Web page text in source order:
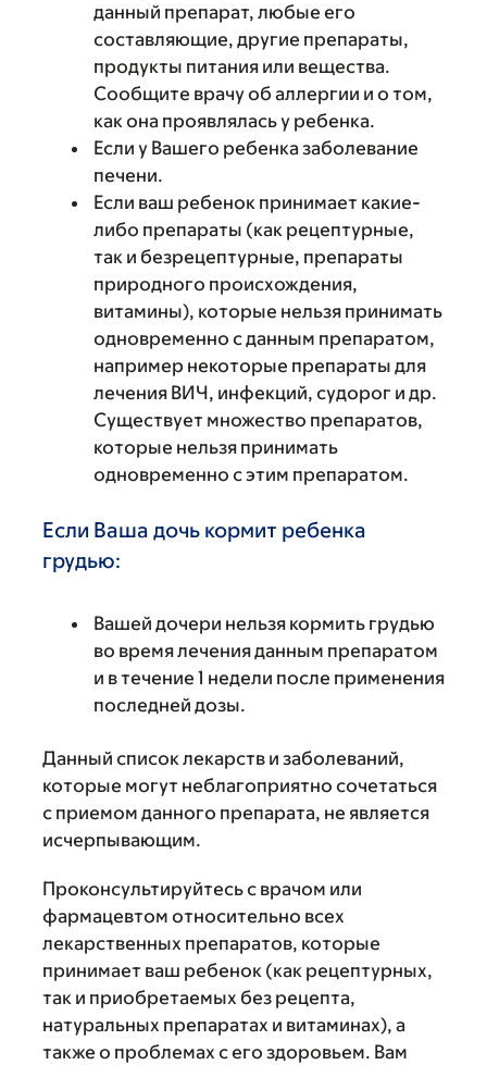
данный препарат, любые его
составляющие, другие препараты,
продукты питания или вещества.
Сообщите врачу об аллергии и о том,
как она проявлялась у ребенка.
Если у Вашего ребенка заболевание
печени.
Если ваш ребенок принимает какие-
либо препараты (как рецептурные,
так и безрецептурные, препараты
природного происхождения,
витамины), которые нельзя принимать
одновременно с данным препаратом,
например некоторые препараты для
лечения ВИЧ, инфекций, судорог и др.
Существует множество препаратов,
которые нельзя принимать
одновременно с этим препаратом.
Если Ваша дочь кормит ребенка
грудью:
Вашей дочери нельзя кормить грудью
во время лечения данным препаратом
и в течение 1 недели после применения
последней дозы.
Данный список лекарств и заболеваний,
которые могут неблагоприятно сочетаться
с приемом данного препарата, не является
исчерпывающим.
Проконсультируйтесь с врачом или
фармацевтом относительно всех
лекарственных препаратов, которые
принимает ваш ребенок (как рецептурных,
так и приобретаемых без рецепта,
натуральных препаратах и витаминах), а
также о проблемах с его здоровьем. Вам